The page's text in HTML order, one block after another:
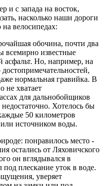
и с запада на восток,
насколько наши дороги
велосипедах:
обочина, почти два
всемирно известные
Но, например, на
нормальная гравийка. В
не хватает
для дальнобойщиков
Хотелось бы
50 километров
или источником воды.
понравилось место -
остались от Ляховичского
он вглядывался в
под плескание уток в воде.
уверяет